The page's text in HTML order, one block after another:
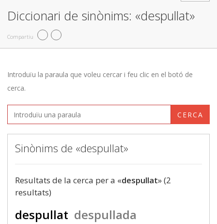
Diccionari de sinònims: «despullat»
Compartiu
Introduïu la paraula que voleu cercar i feu clic en el botó de
cerca.
CERCA
Sinònims de «despullat»
Resultats de la cerca per a «despullat» (2
resultats)
despullat despullada